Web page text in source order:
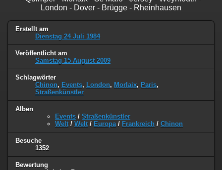
London - Dover - Brügge - Rheinhausen
Erstellt am
Dienstag 24 Juli 1984
Veröffentlicht am
Samstag 15 August 2009
Schlagwörter
Chinon, Events, London, Morlaix, Paris,
Straßenkünstler
Alben
Events / Straßenkünstler
Welt / Welt / Europa / Frankreich / Chinon
Besuche
1352
Bewertung